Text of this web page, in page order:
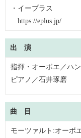
・イープラス
https://eplus.jp/
出 演
指揮・オーボエ／ハ
ピアノ／石井琢磨
曲 目
モーツァルト:オーボ